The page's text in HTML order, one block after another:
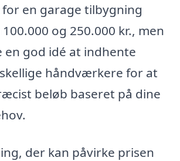
en garage tilbygning
og 250.000 kr., men
god idé at indhente
håndværkere for at
beløb baseret på dine
der kan påvirke prisen